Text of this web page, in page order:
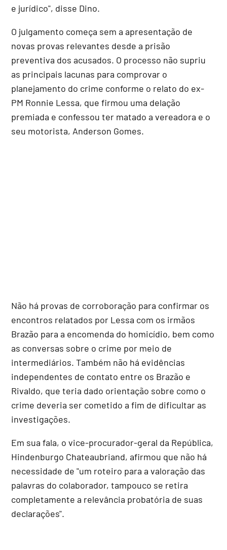
e jurídico", disse Dino.
O julgamento começa sem a apresentação de
novas provas relevantes desde a prisão
preventiva dos acusados. O processo não supriu
as principais lacunas para comprovar o
planejamento do crime conforme o relato do ex-
PM Ronnie Lessa, que firmou uma delação
premiada e confessou ter matado a vereadora e o
seu motorista, Anderson Gomes.
Não há provas de corroboração para confirmar os
encontros relatados por Lessa com os irmãos
Brazão para a encomenda do homicídio, bem como
as conversas sobre o crime por meio de
intermediários. Também não há evidências
independentes de contato entre os Brazão e
Rivaldo, que teria dado orientação sobre como o
crime deveria ser cometido a fim de dificultar as
investigações.
Em sua fala, o vice-procurador-geral da República,
Hindenburgo Chateaubriand, afirmou que não há
necessidade de "um roteiro para a valoração das
palavras do colaborador, tampouco se retira
completamente a relevância probatória de suas
declarações".